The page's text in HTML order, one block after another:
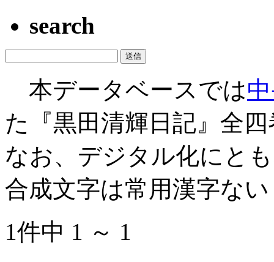
search
本データベースでは
た『黒田清輝日記』全
なお、デジタル化にと
合成文字は常用漢字な
1件中 1 ～ 1